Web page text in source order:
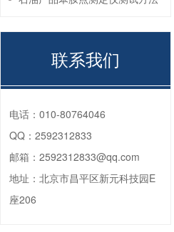
联系我们
电话： 010-80764046
QQ： 2592312833
邮箱： 2592312833@qq.com
地址： 北京市昌平区新元科技园E
座206